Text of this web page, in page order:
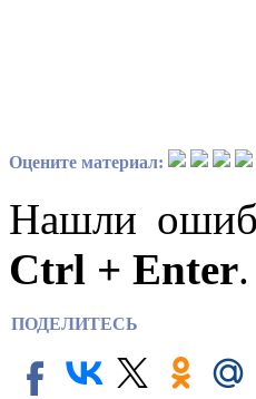
Оцените материал:
Нашли
Ctrl + Enter
ПОДЕЛИТЕСЬ